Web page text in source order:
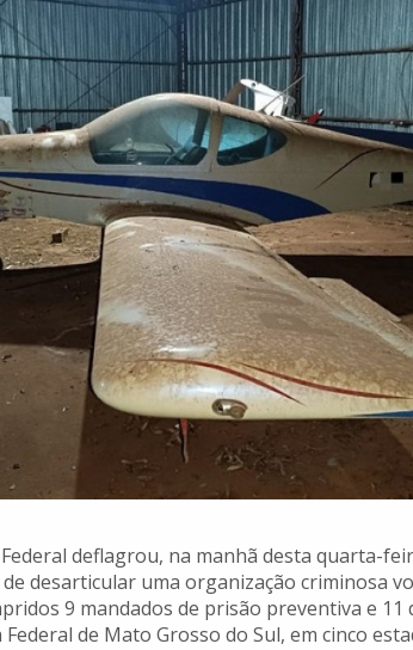
deflagrou, na manhã desta quarta-
desarticular uma organização criminosa
9 mandados de prisão preventiva e 11
de Mato Grosso do Sul, em cinco